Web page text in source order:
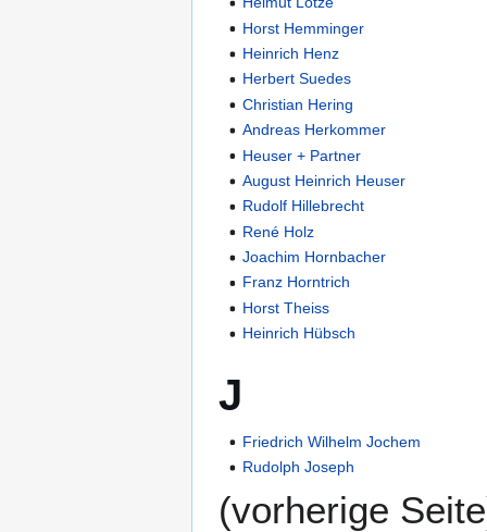
Horst Hemminger
Heinrich Henz
Herbert Suedes
Christian Hering
Andreas Herkommer
Heuser + Partner
August Heinrich Heuser
Rudolf Hillebrecht
René Holz
Joachim Hornbacher
Franz Horntrich
Horst Theiss
Heinrich Hübsch
J
Friedrich Wilhelm Jochem
Rudolph Joseph
(vorherige